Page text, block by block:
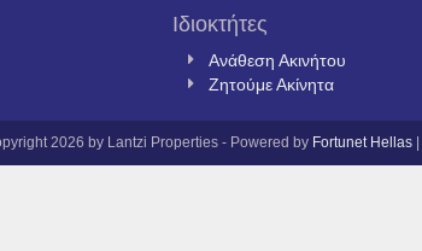
Ιδιοκτήτες
Ανάθεση Ακινήτου
Ζητούμε Ακίνητα
2026 by Lantzi Properties - Powered by Fortunet Hellas